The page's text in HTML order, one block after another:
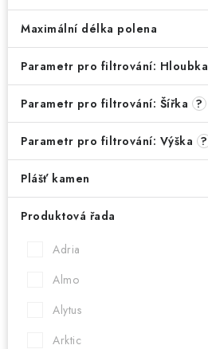
Maximální délka polena
Parametr pro filtrování: Hloubka
Parametr pro filtrování: Šířka ?
Parametr pro filtrování: Výška ?
Plášť kamen
Produktová řada
Adria
Almo
Alytus
Arktic